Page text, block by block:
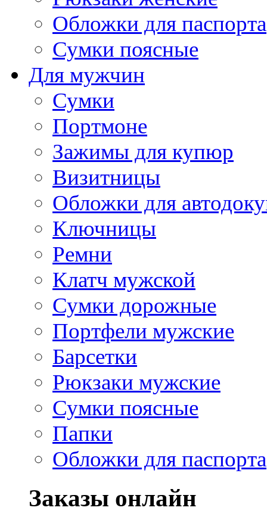
Обложки для паспорта
Сумки поясные
Для мужчин
Сумки
Портмоне
Зажимы для купюр
Визитницы
Обложки для
Ключницы
Ремни
Клатч мужской
Сумки дорожные
Портфели мужские
Барсетки
Рюкзаки мужские
Сумки поясные
Папки
Обложки для паспорта
Заказы онлайн